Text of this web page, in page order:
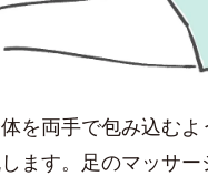
を両手で包み込む
ます。足のマッサ